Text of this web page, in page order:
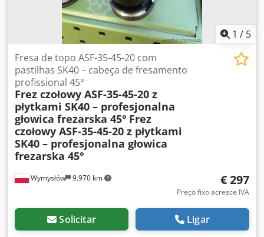
1 / 5
Wymysłów 9.970 km
Fresa de topo ASF-35-45-20 com
pastilhas SK40 – cabeça de fresamento
profissional 45°
Frez czołowy ASF-35-45-20 z
płytkami SK40 – profesjonalna
głowica frezarska 45° Frez
czołowy ASF-35-45-20 z płytkami
SK40 – profesjonalna głowica
frezarska 45°
€ 297
Preço fixo acresce IVA
Solicitar Ligar